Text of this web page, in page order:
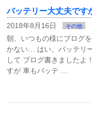
バッテリー大丈夫です
2018年8月16日 その他
朝、いつもの様にブログ
かない… はい、バッテリ
して ブログ書きましたよ
すが 車もバッテ …